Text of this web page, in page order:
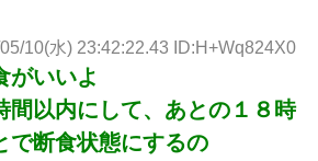
10(水) 23:42:22.43 ID:H+Wq824X0
がいいよ
間以内にして、あとの１８時
で断食状態にするの